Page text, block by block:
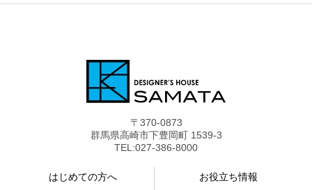
〒370-0873
群馬県高崎市下豊岡町 1539-3
TEL:027-386-8000
はじめての方へ
お役立ち情報